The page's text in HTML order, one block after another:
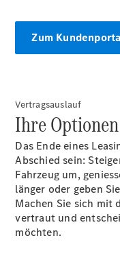
Zum
Vertragsauslauf
Ihre
Das Ende eines
Abschied sein:
Fahrzeug um,
länger oder geben
Machen Sie sich mit
vertraut und
möchten.